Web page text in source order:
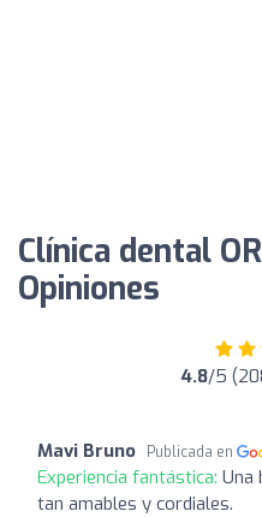
Clínica dental
Opiniones
4.8/5
Mavi Bruno Publicada en
Experiencia fantástica: Una
tan amables y cordiales.